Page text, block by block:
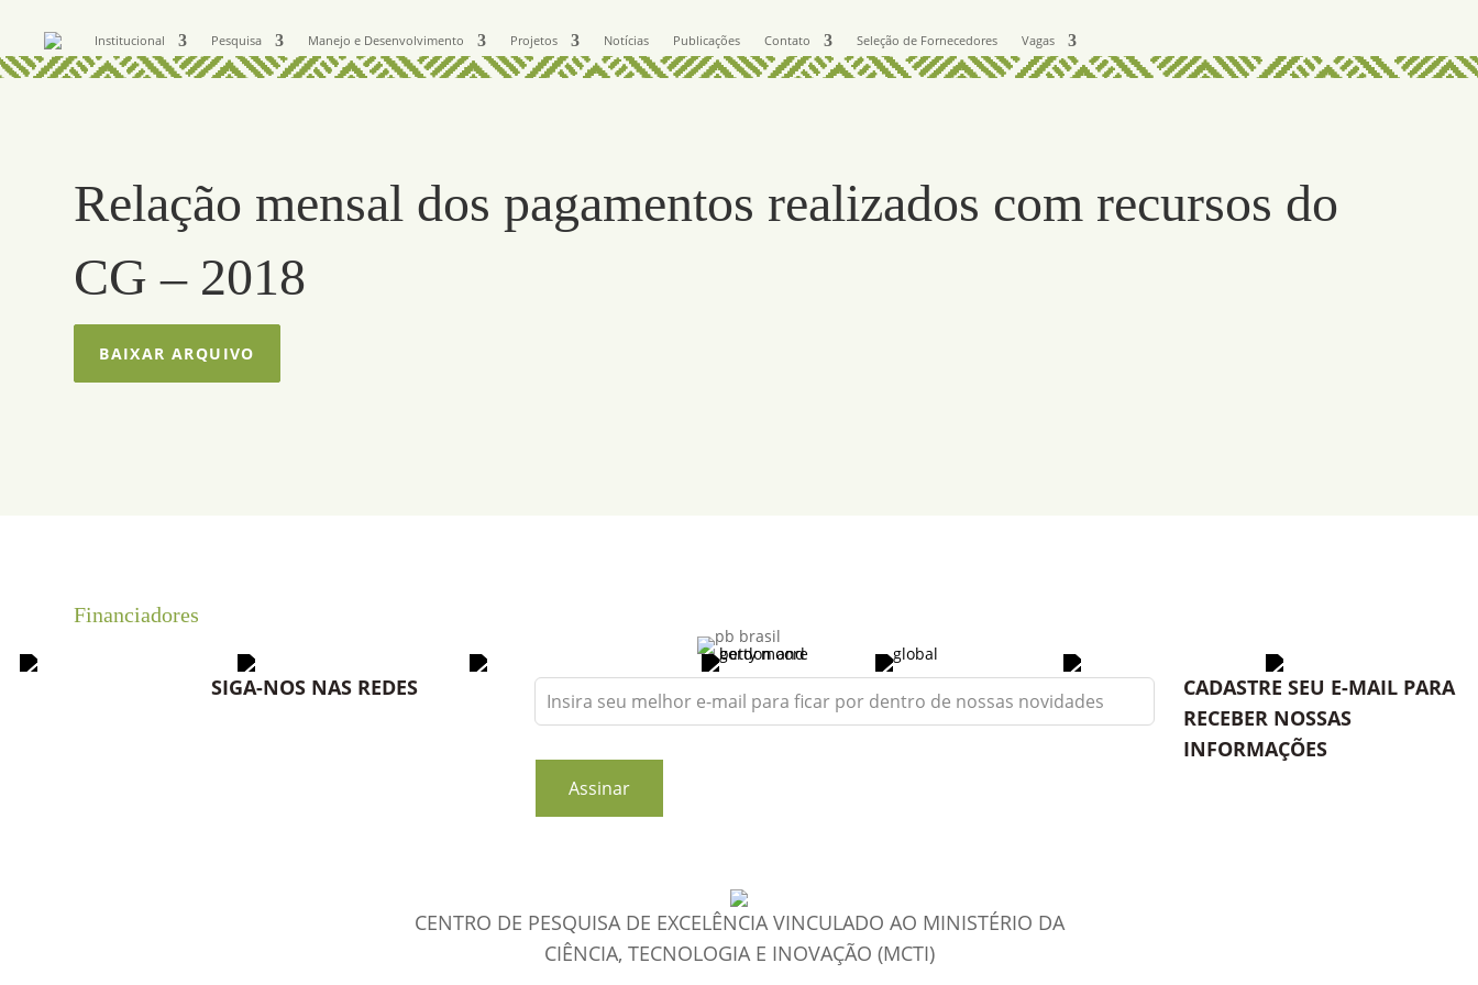
Institucional Pesquisa Manejo e Desenvolvimento Projetos Notícias Publicações Contato Seleção de Fornecedores Vagas
Relação mensal dos pagamentos realizados com recursos do
CG – 2018
BAIXAR ARQUIVO
Financiadores
SIGA-NOS NAS REDES
Leave
this
blank
Assinar
CADASTRE SEU E-MAIL PARA
RECEBER NOSSAS
INFORMAÇÕES
CENTRO DE PESQUISA DE EXCELÊNCIA VINCULADO AO MINISTÉRIO DA
CIÊNCIA, TECNOLOGIA E INOVAÇÃO (MCTI)